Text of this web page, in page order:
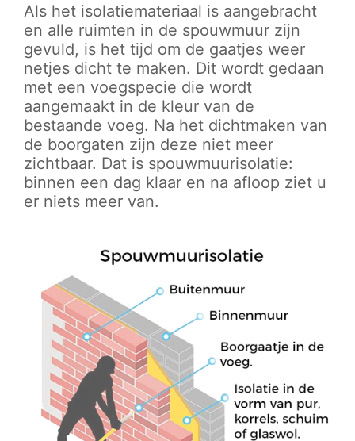
Als het isolatiemateriaal is aangebracht
en alle ruimten in de spouwmuur zijn
gevuld, is het tijd om de gaatjes weer
netjes dicht te maken. Dit wordt gedaan
met een voegspecie die wordt
aangemaakt in de kleur van de
bestaande voeg. Na het dichtmaken van
de boorgaten zijn deze niet meer
zichtbaar. Dat is spouwmuurisolatie:
binnen een dag klaar en na afloop ziet u
er niets meer van.